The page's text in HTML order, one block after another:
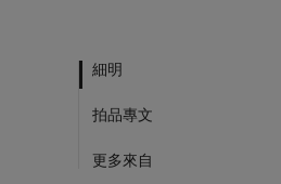
細明
拍品專文
更多來自